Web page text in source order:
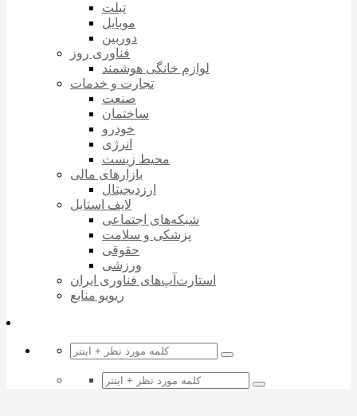
تبلت
موبایل
دوربین
فناوری روز
لوازم خانگی هوشمند
تجارت و خدمات
صنعت
ساختمان
خودرو
انرژی
محیط زیست
بازارهای مالی
ارزدیجیتال
لایف استایل
شبکه‌های اجتماعی
پزشکی و سلامت
حقوقی
ورزشی
استارت‌آپ‌های فناوری ایران
ریویو منابع